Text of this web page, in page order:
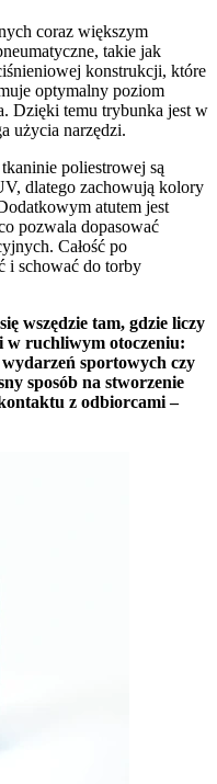
coraz większym
takie jak
konstrukcji, które
optymalny poziom
Dzięki temu trybunka jest w
użycia narzędzi.
poliestrowej są
dlatego zachowują kolory
atutem jest
pozwala dopasować
Całość po
i schować do torby
wszędzie tam, gdzie liczy
w ruchliwym otoczeniu:
sportowych czy
sposób na stworzenie
z odbiorcami –